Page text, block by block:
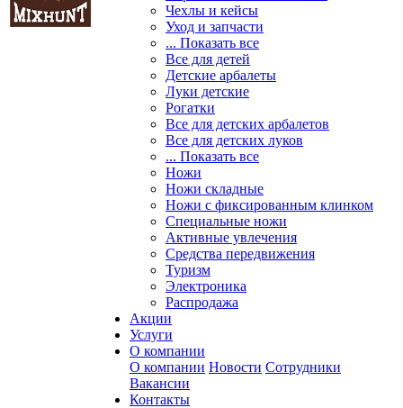
Чехлы и кейсы
Уход и запчасти
... Показать все
Все для детей
Детские арбалеты
Луки детские
Рогатки
Все для детских арбалетов
Все для детских луков
... Показать все
Ножи
Ножи складные
Ножи с фиксированным клинком
Специальные ножи
Активные увлечения
Средства передвижения
Туризм
Электроника
Распродажа
Акции
Услуги
О компании
О компании Новости Сотрудники
Вакансии
Контакты